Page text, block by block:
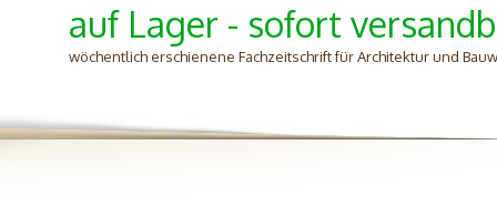
auf Lager - sofort
wöchentlich erschienene Fachzeitschrift für Architektur und